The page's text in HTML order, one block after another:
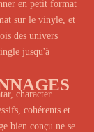
en petit format
sur le vinyle, et
des univers
jusqu'à
character
cohérents et
bien conçu ne se